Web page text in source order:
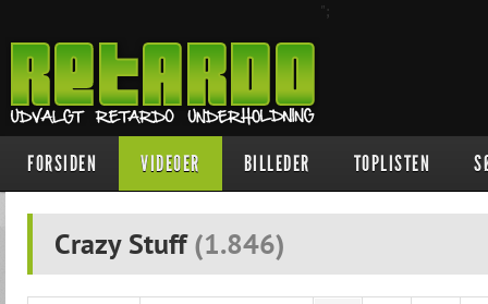
";
FORSIDEN VIDEOER BILLEDER TOPLISTEN
Crazy Stuff(1.846)